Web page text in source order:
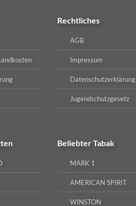
Rechtliches
AGB
Impressum
Datenschutzerklärung
Jugendschutzgesetz
BeliebterTabak
MARK 1
AMERICAN SPIRIT
WINSTON